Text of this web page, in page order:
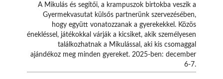
A Mikulás és segítői, a krampuszok birtokba veszik a
Gyermekvasutat külsős partnerünk szervezésében,
hogy együtt vonatozzanak a gyerekekkel. Közös
énekléssel, játékokkal várják a kicsiket, akik személyesen
találkozhatnak a Mikulással, aki kis csomaggal
ajándékoz meg minden gyereket. 2025-ben: december
6-7.